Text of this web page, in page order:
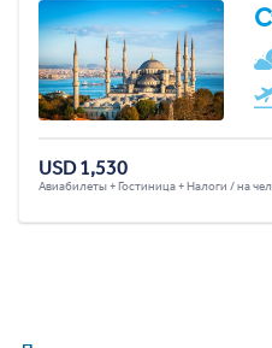
USD 1,530
Авиабилеты + Гостиница + Налоги / на